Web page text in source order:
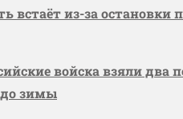
встаёт из-за остановки
войска взяли два
до зимы